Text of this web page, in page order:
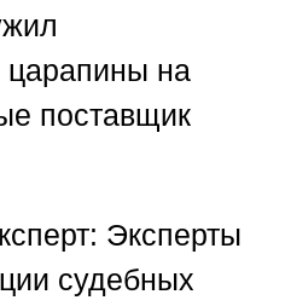
на
поставщик
Эксперты
судебных